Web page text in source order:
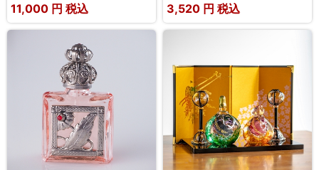
11,000 円 税込 3,520 円 税込